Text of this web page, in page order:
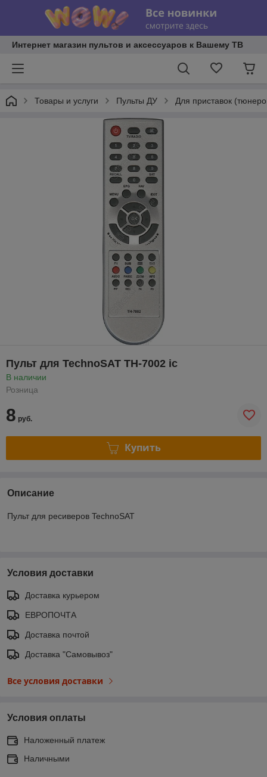
Интернет магазин пультов и аксессуаров к Вашему ТВ
Товары и услуги Пульты ДУ Для приставок
Пульт для TechnoSAT TH-7002 ic
В наличии
Розница
8 руб.
Купить
Описание
Пульт для ресиверов TechnoSAT
Условия доставки
Доставка курьером
ЕВРОПОЧТА
Доставка почтой
Доставка "Самовывоз"
Все условия доставки
Условия оплаты
Наложенный платеж
Наличными